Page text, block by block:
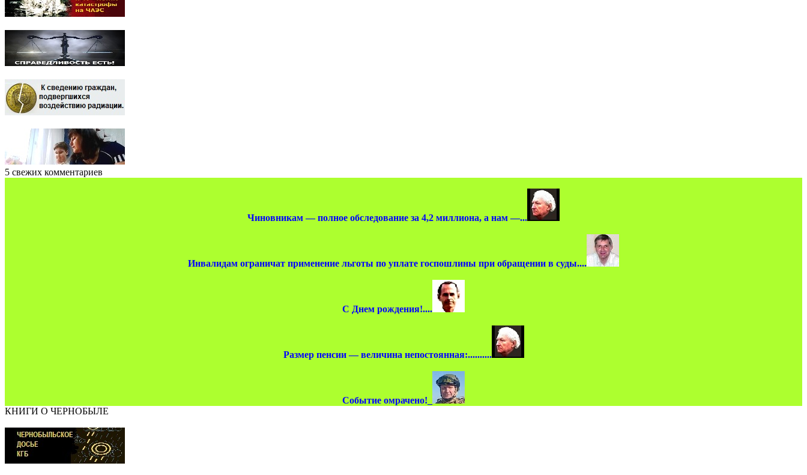
5 свежих комментариев
Чиновникам — полное обследование за 4,2 миллиона, а нам —...
Инвалидам ограничат применение льготы по уплате госпошлины при обращении в суды....
С Днем рождения!....
Размер пенсии — величина непостоянная:..........
Событие омрачено!_
КНИГИ О ЧЕРНОБЫЛЕ